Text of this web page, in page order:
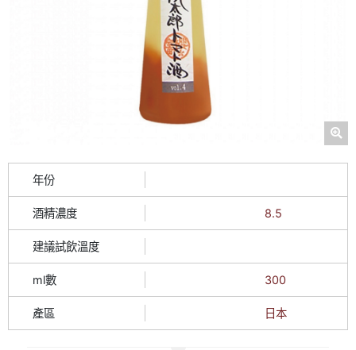
年份
酒精濃度 8.5
建議試飲溫度
ml數 300
產區 日本